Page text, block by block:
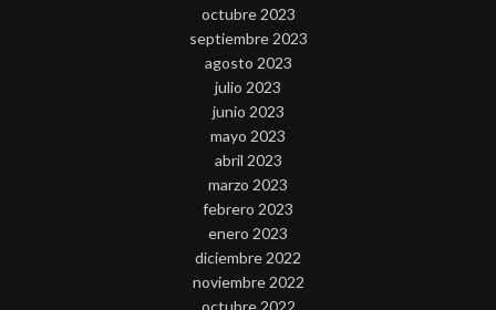
octubre 2023
septiembre 2023
agosto 2023
julio 2023
junio 2023
mayo 2023
abril 2023
marzo 2023
febrero 2023
enero 2023
diciembre 2022
noviembre 2022
octubre 2022